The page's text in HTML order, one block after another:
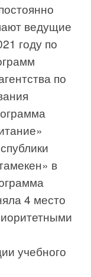
ведущие
году по
по
в
4 место
учебного